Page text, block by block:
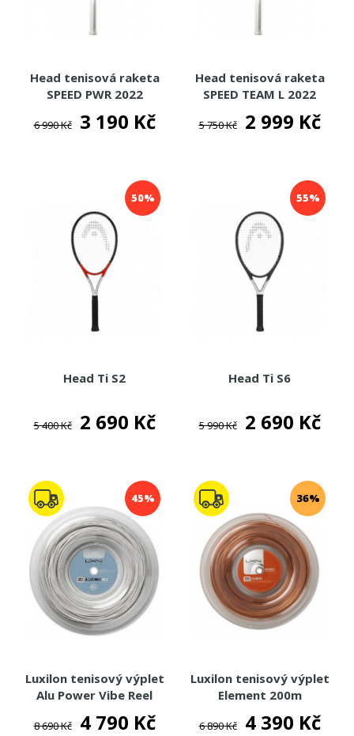
Head tenisová raketa
SPEED PWR 2022
6 990 Kč 3 190 Kč
Head tenisová raketa
SPEED TEAM L 2022
5 750 Kč 2 999 Kč
50%
Head Ti S2
5 400 Kč 2 690 Kč
55%
Head Ti S6
5 990 Kč 2 690 Kč
45%
Luxilon tenisový výplet
Alu Power Vibe Reel
8 690 Kč 4 790 Kč
36%
Luxilon tenisový výplet
Element 200m
6 890 Kč 4 390 Kč